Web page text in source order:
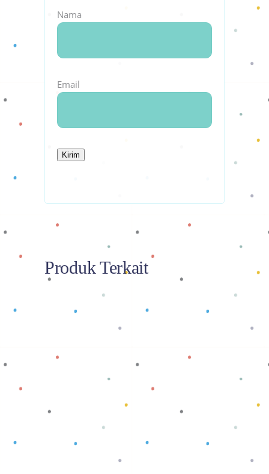
Nama
Email
Produk Terkait
Baca selengkapnya